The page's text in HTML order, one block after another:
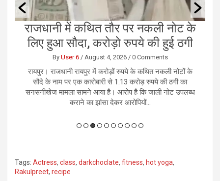
राजधानी में कथित तौर पर नकली नोट के
लिए हुआ सौदा, करोड़ो रुपये की हुई ठगी
By User 6/ August 4, 2026/ 0 Comments
रायपुर। राजधानी रायपुर में करोड़ों रुपये के कथित नकली नोटों के
सौदे के नाम पर एक कारोबारी से 1.13 करोड़ रुपये की ठगी का
सनसनीखेज मामला सामने आया है। आरोप है कि जाली नोट उपलब्ध
कराने का झांसा देकर आरोपियों...
Tags: Actress, class, darkchoclate, fitness, hot yoga,
Rakulpreet, recipe